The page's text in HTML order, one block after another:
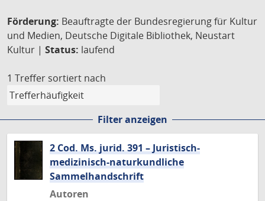
Förderung: Beauftragte der Bundesregierung für Kultur
und Medien, Deutsche Digitale Bibliothek, Neustart
Kultur | Status: laufend
1 Treffer sortiert nach
Filter anzeigen
2 Cod. Ms. jurid. 391 – Juristisch-
medizinisch-naturkundliche
Sammelhandschrift
Autoren